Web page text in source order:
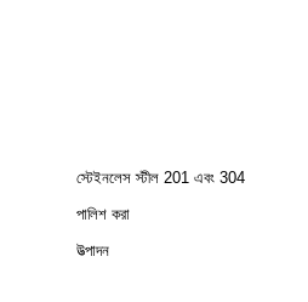
স্টেইনলেস স্টীল 201 এবং 304
পালিশ করা
উত্পাদন